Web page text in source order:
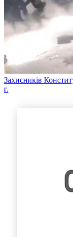
Захисників
г.